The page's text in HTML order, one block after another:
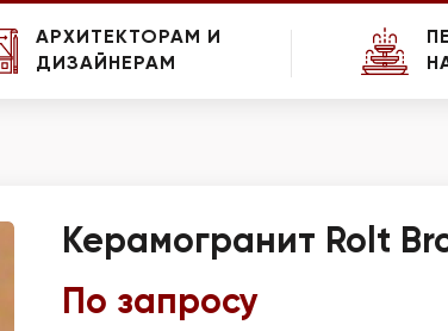
АРХИТЕКТОРАМ И
ДИЗАЙНЕРАМ
Керамогранит Rolt
По запросу